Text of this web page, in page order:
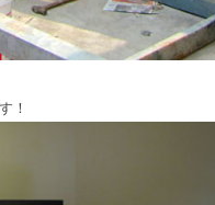
！